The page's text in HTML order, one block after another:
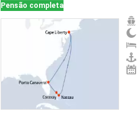
Pensão completa